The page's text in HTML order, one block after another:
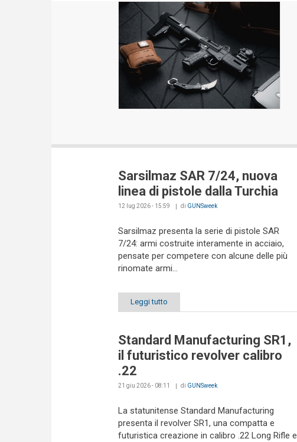
Sarsilmaz SAR 7/24, nuova
linea di pistole dalla Turchia
12 lug 2026 - 15:59 di GUNSweek
Sarsilmaz presenta la serie di pistole SAR
7/24: armi costruite interamente in acciaio,
pensate per competere con alcune delle più
rinomate armi...
Leggi tutto
Standard Manufacturing SR1,
il futuristico revolver calibro
.22
21 giu 2026 - 08:11 di GUNSweek
La statunitense Standard Manufacturing
presenta il revolver SR1, una compatta e
futuristica creazione in calibro .22 Long Rifle e